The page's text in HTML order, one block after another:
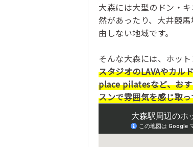
大森には大型のドン・
然があったり、大井競
由しない地域です。
そんな大森には、ホッ
スタジオのLAVAやカル
place pilatesなど、おす
スンで雰囲気を感じ取